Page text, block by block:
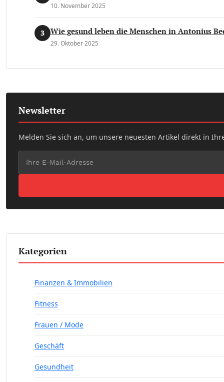
10. November 2025
3 Wie gesund leben die Menschen in Antonius
29. Oktober 2025
Newsletter
Melden Sie sich an, um unsere neuesten Artikel direkt in
Kategorien
Finanzen & Immobilien
Fitness
Frauen / Mode
Geschäft
Gesundheit